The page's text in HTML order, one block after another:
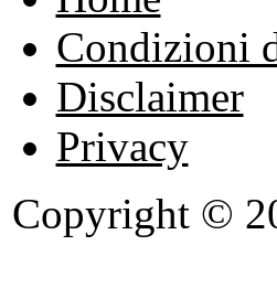
Condizioni
Disclaimer
Privacy
Copyright ©